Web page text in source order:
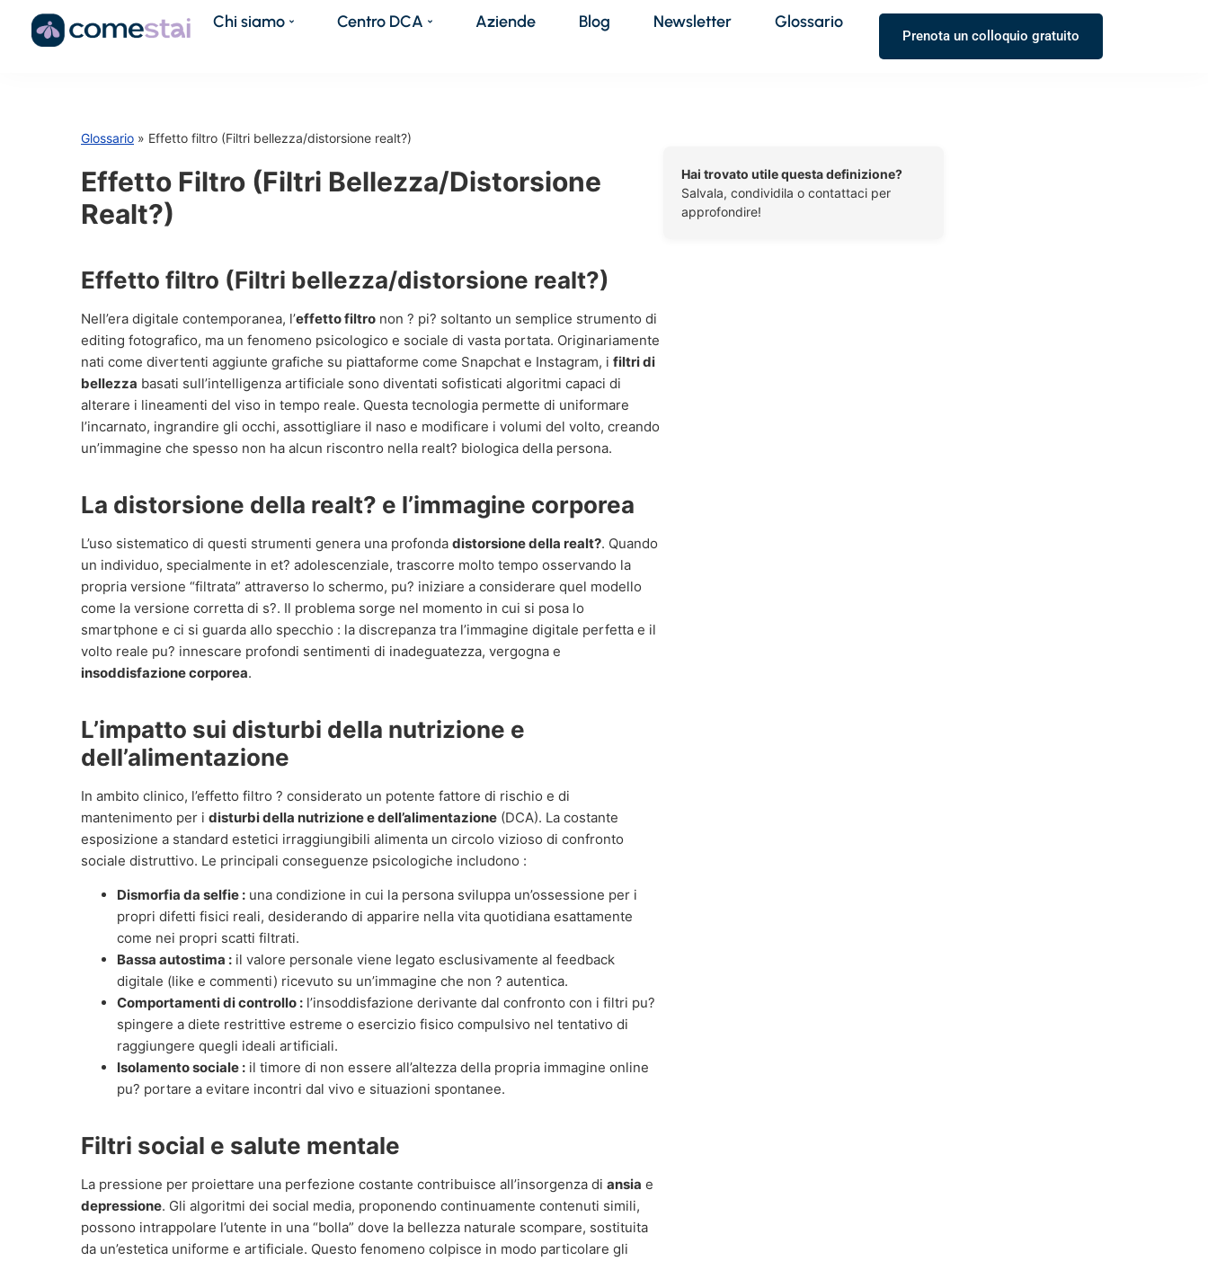
Chi siamo Centro DCA Aziende Blog Newsletter Glossario
Prenota un colloquio gratuito
Glossario » Effetto filtro (Filtri bellezza/distorsione realt?)
Effetto Filtro (Filtri Bellezza/distorsione
Realt?)
Effetto filtro (Filtri bellezza/distorsione realt?)
Nell’era digitale contemporanea, l’effetto filtro non ? pi? soltanto un semplice strumento di
editing fotografico, ma un fenomeno psicologico e sociale di vasta portata. Originariamente
nati come divertenti aggiunte grafiche su piattaforme come Snapchat e Instagram, i filtri di
bellezza basati sull’intelligenza artificiale sono diventati sofisticati algoritmi capaci di
alterare i lineamenti del viso in tempo reale. Questa tecnologia permette di uniformare
l’incarnato, ingrandire gli occhi, assottigliare il naso e modificare i volumi del volto, creando
un’immagine che spesso non ha alcun riscontro nella realt? biologica della persona.
La distorsione della realt? e l’immagine corporea
L’uso sistematico di questi strumenti genera una profonda distorsione della realt?. Quando
un individuo, specialmente in et? adolescenziale, trascorre molto tempo osservando la
propria versione “filtrata” attraverso lo schermo, pu? iniziare a considerare quel modello
come la versione corretta di s?. Il problema sorge nel momento in cui si posa lo
smartphone e ci si guarda allo specchio : la discrepanza tra l’immagine digitale perfetta e il
volto reale pu? innescare profondi sentimenti di inadeguatezza, vergogna e
insoddisfazione corporea.
L’impatto sui disturbi della nutrizione e
dell’alimentazione
In ambito clinico, l’effetto filtro ? considerato un potente fattore di rischio e di
mantenimento per i disturbi della nutrizione e dell’alimentazione (DCA). La costante
esposizione a standard estetici irraggiungibili alimenta un circolo vizioso di confronto
sociale distruttivo. Le principali conseguenze psicologiche includono :
Dismorfia da selfie : una condizione in cui la persona sviluppa un’ossessione per i
propri difetti fisici reali, desiderando di apparire nella vita quotidiana esattamente
come nei propri scatti filtrati.
Bassa autostima : il valore personale viene legato esclusivamente al feedback
digitale (like e commenti) ricevuto su un’immagine che non ? autentica.
Comportamenti di controllo : l’insoddisfazione derivante dal confronto con i filtri pu?
spingere a diete restrittive estreme o esercizio fisico compulsivo nel tentativo di
raggiungere quegli ideali artificiali.
Isolamento sociale : il timore di non essere all’altezza della propria immagine online
pu? portare a evitare incontri dal vivo e situazioni spontanee.
Filtri social e salute mentale
La pressione per proiettare una perfezione costante contribuisce all’insorgenza di ansia e
depressione. Gli algoritmi dei social media, proponendo continuamente contenuti simili,
possono intrappolare l’utente in una “bolla” dove la bellezza naturale scompare, sostituita
da un’estetica uniforme e artificiale. Questo fenomeno colpisce in modo particolare gli
Hai trovato utile questa definizione?
Salvala, condividila o contattaci per
approfondire!